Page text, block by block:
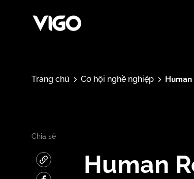
Trang chủ Cơ hội nghề nghiệp Human
Chia sẻ
Human